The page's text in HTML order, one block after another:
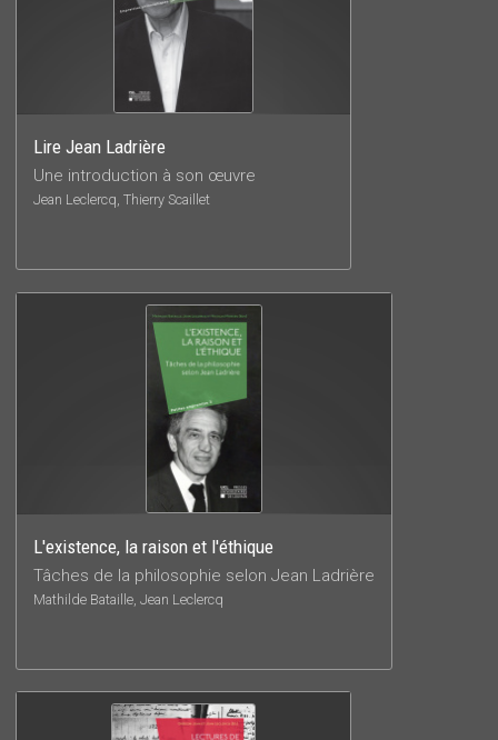
Lire Jean Ladrière
Une introduction à son œuvre
Jean Leclercq, Thierry Scaillet
L'existence, la raison et l'éthique
Tâches de la philosophie selon Jean Ladrière
Mathilde Bataille, Jean Leclercq